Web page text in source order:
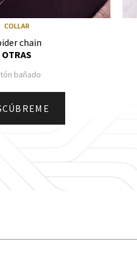
COLLAR
chain
OTRAS
bañado